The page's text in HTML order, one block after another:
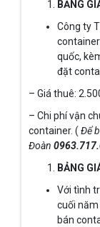
BẢNG
Công ty
quốc,
đặt
– Giá thuê:
– Chi phí vận
container. ( Để
Đoàn
BẢNG
Với tình
cuối
bán